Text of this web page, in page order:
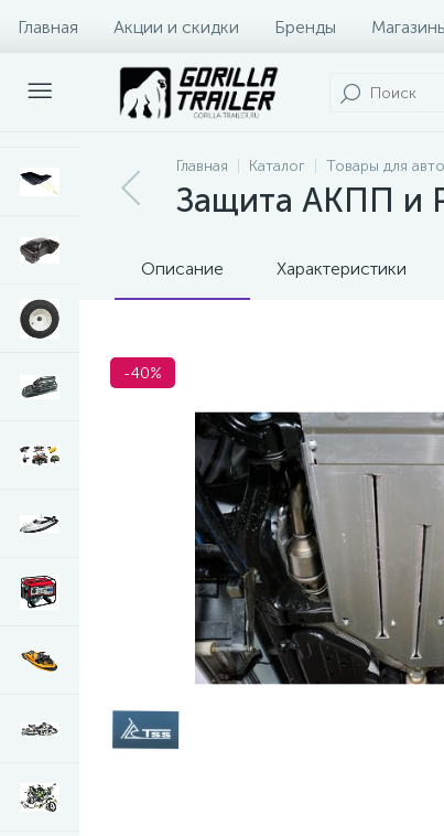
Главная Акции и скидки Бренды
Оплата и доставка Контакты
Главная Каталог Товары для
Защита АКПП и
Описание Характеристики
-40%